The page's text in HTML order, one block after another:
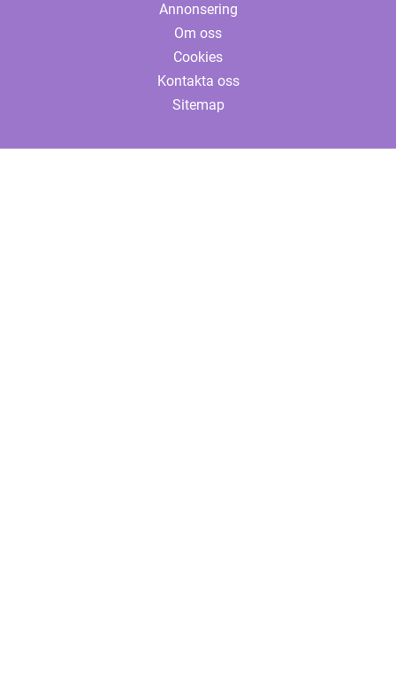
Annonsering
Om oss
Cookies
Kontakta oss
Sitemap